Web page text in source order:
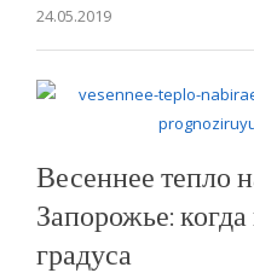
24.05.2019
Весеннее тепло
Запорожье:
градуса